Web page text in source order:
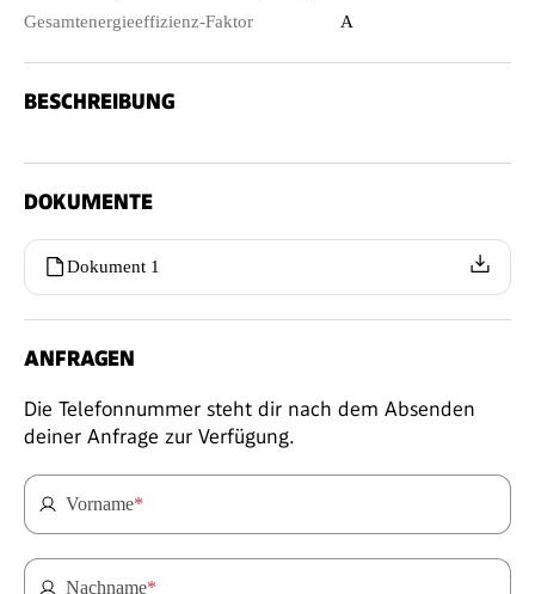
Gesamtenergieeffizienz-Faktor
A
BESCHREIBUNG
DOKUMENTE
Dokument 1
ANFRAGEN
Die Telefonnummer steht dir nach dem Absenden
deiner Anfrage zur Verfügung.
Vorname*
Nachname*